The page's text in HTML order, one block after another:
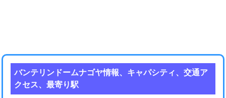
バンテリンドームナゴヤ情報、キャパシティ、交通ア
クセス、最寄り駅